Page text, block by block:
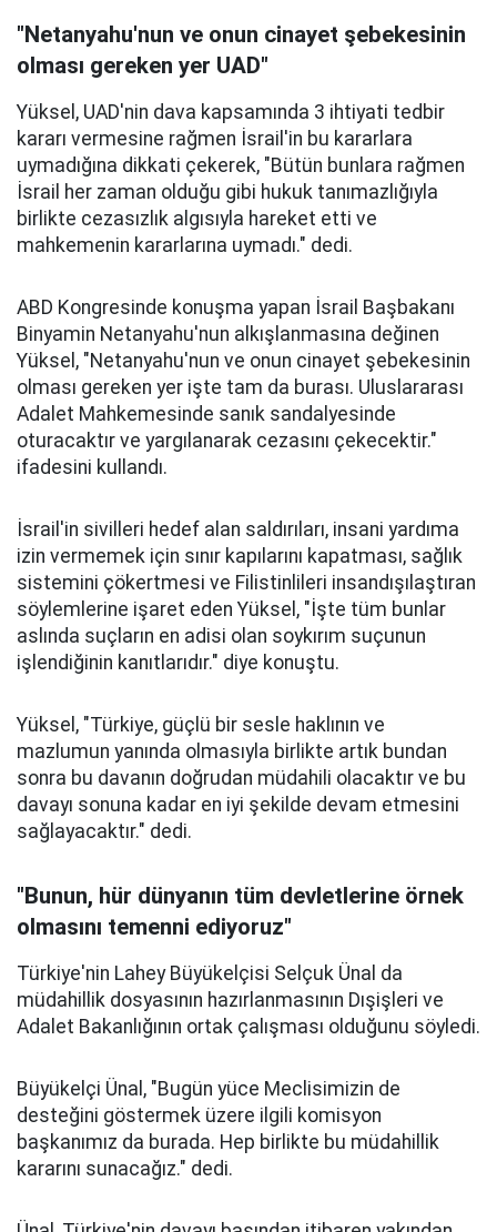
"Netanyahu'nun ve onun cinayet şebekesinin
olması gereken yer UAD"
Yüksel, UAD'nin dava kapsamında 3 ihtiyati tedbir
kararı vermesine rağmen İsrail'in bu kararlara
uymadığına dikkati çekerek, "Bütün bunlara rağmen
İsrail her zaman olduğu gibi hukuk tanımazlığıyla
birlikte cezasızlık algısıyla hareket etti ve
mahkemenin kararlarına uymadı." dedi.
ABD Kongresinde konuşma yapan İsrail Başbakanı
Binyamin Netanyahu'nun alkışlanmasına değinen
Yüksel, "Netanyahu'nun ve onun cinayet şebekesinin
olması gereken yer işte tam da burası. Uluslararası
Adalet Mahkemesinde sanık sandalyesinde
oturacaktır ve yargılanarak cezasını çekecektir."
ifadesini kullandı.
İsrail'in sivilleri hedef alan saldırıları, insani yardıma
izin vermemek için sınır kapılarını kapatması, sağlık
sistemini çökertmesi ve Filistinlileri insandışılaştıran
söylemlerine işaret eden Yüksel, "İşte tüm bunlar
aslında suçların en adisi olan soykırım suçunun
işlendiğinin kanıtlarıdır." diye konuştu.
Yüksel, "Türkiye, güçlü bir sesle haklının ve
mazlumun yanında olmasıyla birlikte artık bundan
sonra bu davanın doğrudan müdahili olacaktır ve bu
davayı sonuna kadar en iyi şekilde devam etmesini
sağlayacaktır." dedi.
"Bunun, hür dünyanın tüm devletlerine örnek
olmasını temenni ediyoruz"
Türkiye'nin Lahey Büyükelçisi Selçuk Ünal da
müdahillik dosyasının hazırlanmasının Dışişleri ve
Adalet Bakanlığının ortak çalışması olduğunu söyledi.
Büyükelçi Ünal, "Bugün yüce Meclisimizin de
desteğini göstermek üzere ilgili komisyon
başkanımız da burada. Hep birlikte bu müdahillik
kararını sunacağız." dedi.